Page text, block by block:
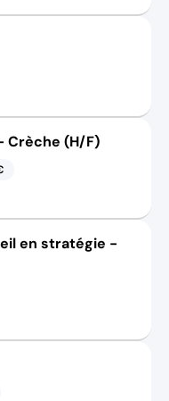
Crèche (H/F)
en stratégie -